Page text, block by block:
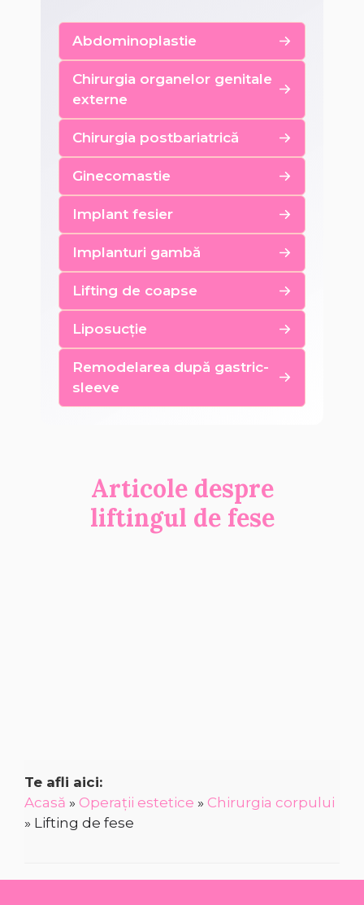
Abdominoplastie
Chirurgia organelor genitale
externe
Chirurgia postbariatrică
Ginecomastie
Implant fesier
Implanturi gambă
Lifting de coapse
Liposucție
Remodelarea după gastric-
sleeve
Articole despre
liftingul de fese
Te afli aici:
Acasă » Operații estetice » Chirurgia corpului
» Lifting de fese